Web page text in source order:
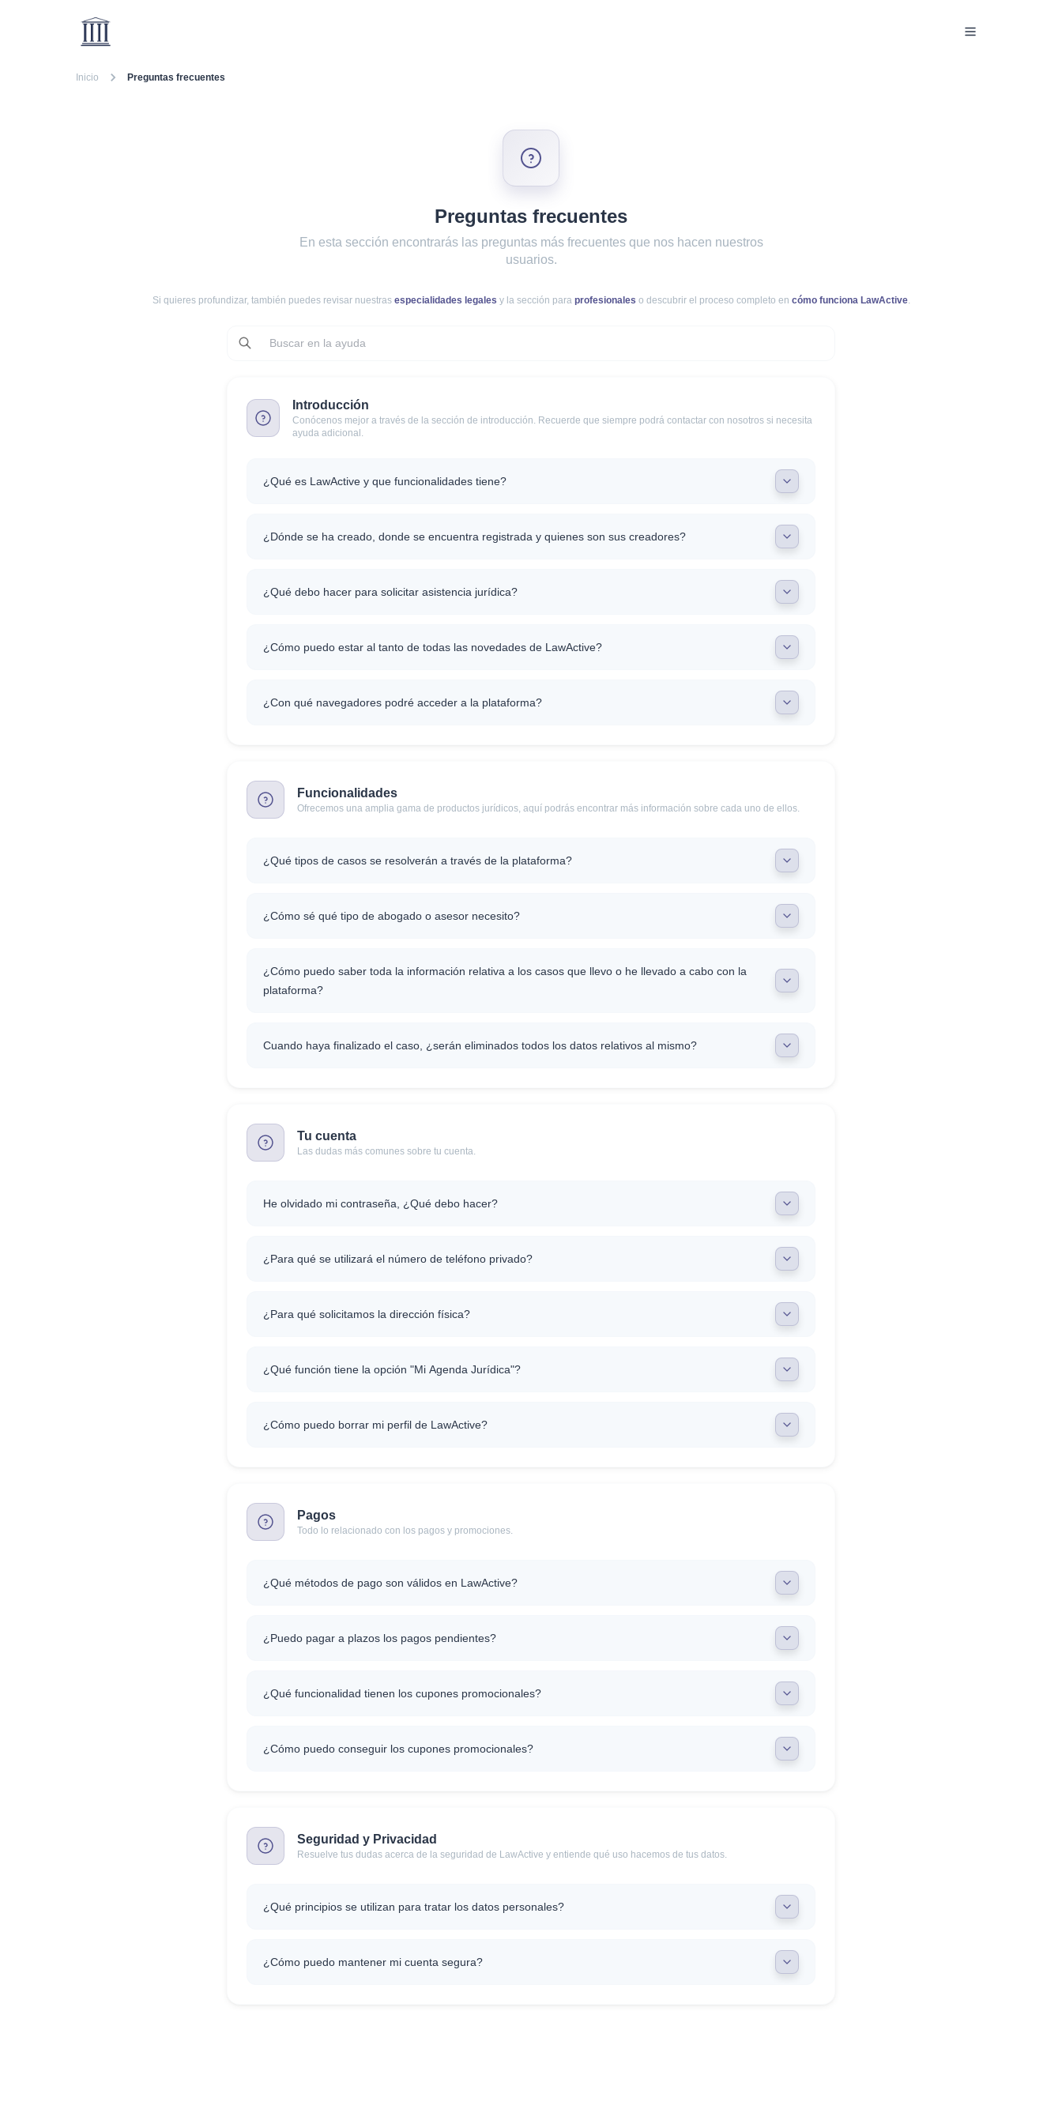
Inicio Preguntas frecuentes
Preguntas frecuentes
En esta sección encontrarás las preguntas más frecuentes que nos hacen nuestros
usuarios.
Si quieres profundizar, también puedes revisar nuestras especialidades legales y la sección para profesionales o descubrir el proceso completo en cómo funciona LawActive.
Introducción
Conócenos mejor a través de la sección de introducción. Recuerde que siempre podrá contactar con nosotros si necesita
ayuda adicional.
¿Qué es LawActive y que funcionalidades tiene?
¿Dónde se ha creado, donde se encuentra registrada y quienes son sus creadores?
¿Qué debo hacer para solicitar asistencia jurídica?
¿Cómo puedo estar al tanto de todas las novedades de LawActive?
¿Con qué navegadores podré acceder a la plataforma?
Funcionalidades
Ofrecemos una amplia gama de productos jurídicos, aquí podrás encontrar más información sobre cada uno de ellos.
¿Qué tipos de casos se resolverán a través de la plataforma?
¿Cómo sé qué tipo de abogado o asesor necesito?
¿Cómo puedo saber toda la información relativa a los casos que llevo o he llevado a cabo con la
plataforma?
Cuando haya finalizado el caso, ¿serán eliminados todos los datos relativos al mismo?
Tu cuenta
Las dudas más comunes sobre tu cuenta.
He olvidado mi contraseña, ¿Qué debo hacer?
¿Para qué se utilizará el número de teléfono privado?
¿Para qué solicitamos la dirección física?
¿Qué función tiene la opción "Mi Agenda Jurídica"?
¿Cómo puedo borrar mi perfil de LawActive?
Pagos
Todo lo relacionado con los pagos y promociones.
¿Qué métodos de pago son válidos en LawActive?
¿Puedo pagar a plazos los pagos pendientes?
¿Qué funcionalidad tienen los cupones promocionales?
¿Cómo puedo conseguir los cupones promocionales?
Seguridad y Privacidad
Resuelve tus dudas acerca de la seguridad de LawActive y entiende qué uso hacemos de tus datos.
¿Qué principios se utilizan para tratar los datos personales?
¿Cómo puedo mantener mi cuenta segura?